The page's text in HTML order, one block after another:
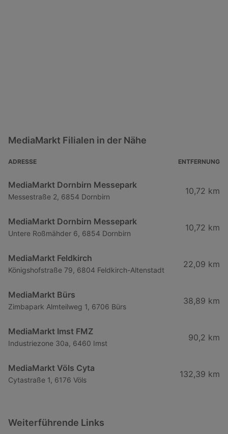
MediaMarkt Filialen in der Nähe
ADRESSE ENTFERNUNG
MediaMarkt Dornbirn Messepark
Messestraße 2, 6854 Dornbirn
10,72 km
MediaMarkt Dornbirn Messepark
Untere Roßmähder 6, 6854 Dornbirn
10,72 km
MediaMarkt Feldkirch
Königshofstraße 79, 6804 Feldkirch-Altenstadt
22,09 km
MediaMarkt Bürs
Zimbapark Almteilweg 1, 6706 Bürs
38,89 km
MediaMarkt Imst FMZ
Industriezone 30a, 6460 Imst
90,2 km
MediaMarkt Völs Cyta
Cytastraße 1, 6176 Völs
132,39 km
Weiterführende Links